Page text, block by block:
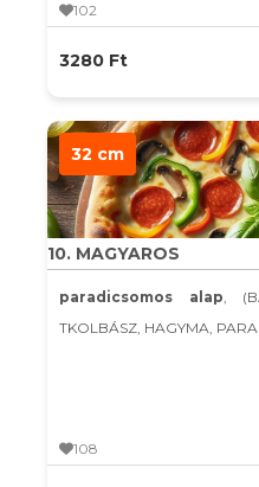
102
3280 Ft
32 cm
10. MAGYAROS
paradicsomos alap,
TKOLBÁSZ, HAGYMA,
108